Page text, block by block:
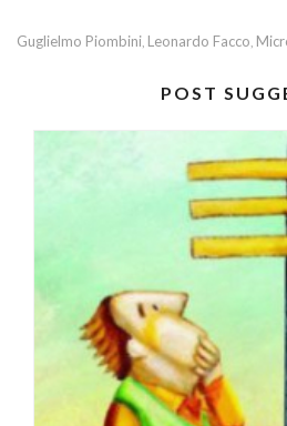
Guglielmo Piombini Leonardo Facco
POST